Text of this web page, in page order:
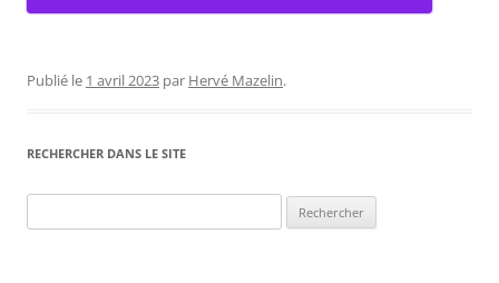
Publié le 1 avril 2023 par Hervé Mazelin.
RECHERCHER DANS LE SITE